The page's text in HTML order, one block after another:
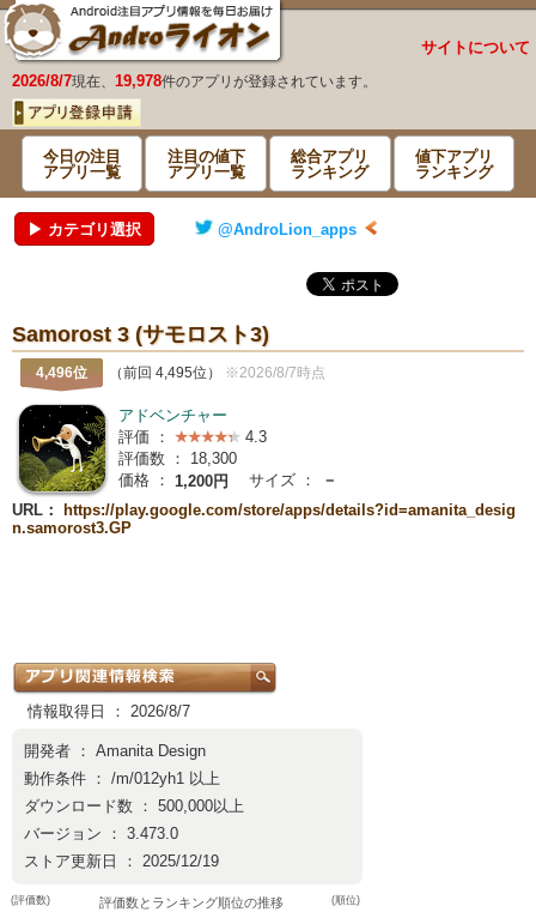
サイトについて
2026/8/7現在、 19,978件のアプリが登録されています。
今日の注目
アプリ一覧
注目の値下
アプリ一覧
総合アプリ
ランキング
値下アプリ
ランキング
▶ カテゴリ選択 @AndroLion_apps
Samorost 3 (サモロスト3)
4,496位 （前回 4,495位） ※2026/8/7時点
アドベンチャー
評価 ：
4.3
評価数 ： 18,300
価格 ： 1,200円 サイズ ：
－
URL：
https://play.google.com/store/apps/details?id=amanita_desig
n.samorost3.GP
情報取得日 ： 2026/8/7
開発者 ： Amanita Design
動作条件 ： /m/012yh1 以上
ダウンロード数 ： 500,000以上
バージョン ： 3.473.0
ストア更新日 ： 2025/12/19
(評価数) 評価数とランキング順位の推移 (順位)